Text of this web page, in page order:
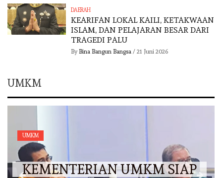
DAERAH
KEARIFAN LOKAL KAILI, KETAKWAAN
ISLAM, DAN PELAJARAN BESAR DARI
TRAGEDI PALU
By Bina Bangun Bangsa/ 21 Juni 2026
UMKM
UMKM
KEMENTERIAN UMKM SIAP